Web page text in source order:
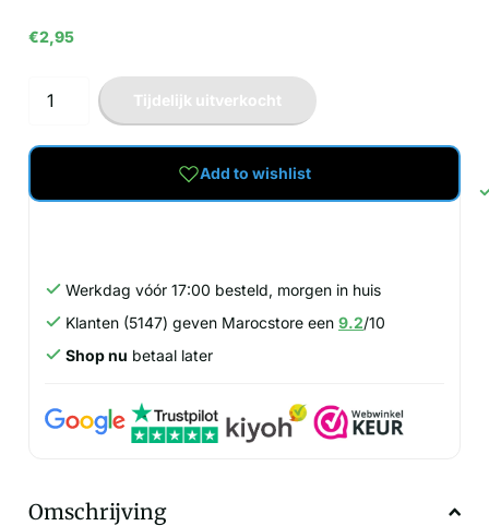
€2,95
Tijdelijk uitverkocht
Add to wishlist
Werkdag vóór 17:00 besteld, morgen in huis
Klanten (5147) geven Marocstore een 9.2/10
Shop nu betaal later
Omschrijving